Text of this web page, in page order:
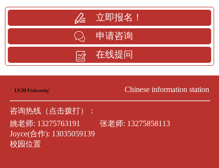
立即报名！
申请咨询
在线提问
Chinese information station
咨询热线（点击拨打）：
姚老师: 13275763191 张老师: 13275858113
Joyce(合作): 13035059139
校园位置